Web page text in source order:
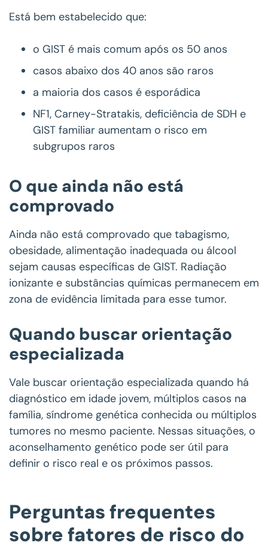
Está bem estabelecido que:
o GIST é mais comum após os 50 anos
casos abaixo dos 40 anos são raros
a maioria dos casos é esporádica
NF1, Carney-Stratakis, deficiência de SDH e
GIST familiar aumentam o risco em
subgrupos raros
O que ainda não está
comprovado
Ainda não está comprovado que tabagismo,
obesidade, alimentação inadequada ou álcool
sejam causas específicas de GIST. Radiação
ionizante e substâncias químicas permanecem em
zona de evidência limitada para esse tumor.
Quando buscar orientação
especializada
Vale buscar orientação especializada quando há
diagnóstico em idade jovem, múltiplos casos na
família, síndrome genética conhecida ou múltiplos
tumores no mesmo paciente. Nessas situações, o
aconselhamento genético pode ser útil para
definir o risco real e os próximos passos.
Perguntas frequentes
sobre fatores de risco do